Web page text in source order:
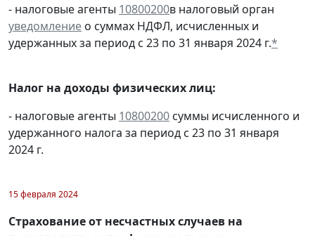
- налоговые агенты 10800200в налоговый орган
уведомление о суммах НДФЛ, исчисленных и
удержанных за период с 23 по 31 января 2024 г.*
Налог на доходы физических лиц:
- налоговые агенты 10800200 суммы исчисленного и
удержанного налога за период с 23 по 31 января
2024 г.
15 февраля 2024
Страхование от несчастных случаев на